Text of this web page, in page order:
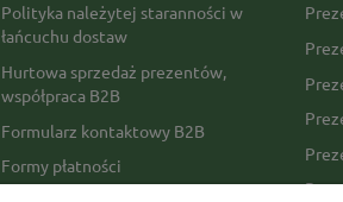
Polityka należytej staranności w
łańcuchu dostaw
Hurtowa sprzedaż prezentów,
współpraca B2B
Formularz kontaktowy B2B
Formy płatności